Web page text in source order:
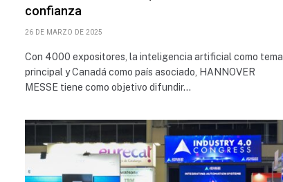
confianza
26 DE MARZO DE 2025
Con 4000 expositores, la inteligencia artificial como tema
principal y Canadá como país asociado, HANNOVER
MESSE tiene como objetivo difundir…